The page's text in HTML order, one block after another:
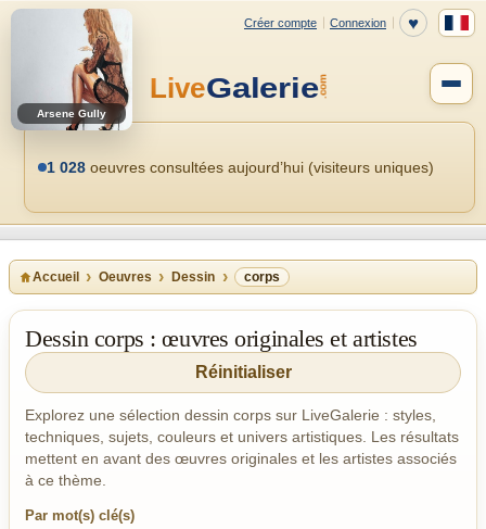
Arsene Gully
1 028 oeuvres consultées aujourd’hui (visiteurs uniques)
Accueil Oeuvres Dessin corps
Dessin corps : œuvres originales et artistes
Réinitialiser
Explorez une sélection dessin corps sur LiveGalerie : styles,
techniques, sujets, couleurs et univers artistiques. Les résultats
mettent en avant des œuvres originales et les artistes associés
à ce thème.
Par mot(s) clé(s)